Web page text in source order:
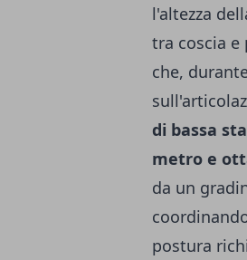
l'altezza
tra coscia e
che,
di bassa
metro e
da un
postura